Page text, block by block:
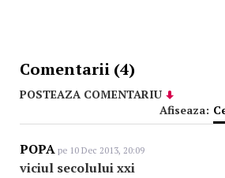
Comentarii (4)
POSTEAZA COMENTARIU
Afiseaza:
POPA pe 10 Dec 2013, 20:09
viciul secolului xxi